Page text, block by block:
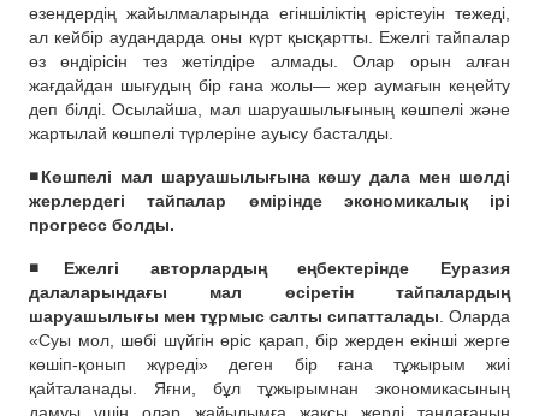
өзендердің жайылмаларында егіншіліктің өрістеуін тежеді,
ал кейбір аудандарда оны күрт қысқартты. Ежелгі тайпалар
өз өндірісін тез жетілдіре алмады. Олар орын алған
жағдайдан шығудың бір ғана жолы— жер аумағын кеңейту
деп білді. Осылайша, мал шаруашылығының көшпелі және
жартылай көшпелі түрлеріне ауысу басталды.
◾️Көшпелі мал шаруашылығына көшу дала мен шөлді
жерлердегі тайпалар өмірінде экономикалық ірі
прогресс болды.
◾️Ежелгі авторлардың еңбектерінде Еуразия
далаларындағы мал өсіретін тайпалардың
шаруашылығы мен тұрмыс салты сипатталады . Оларда
«Суы мол, шөбі шүйгін өpic қарап, бір жерден екінші жерге
көшіп-қонып жүреді» деген бір ғана тұжырым жиі
қайталанады. Яғни, бұл тұжырымнан экономикасының